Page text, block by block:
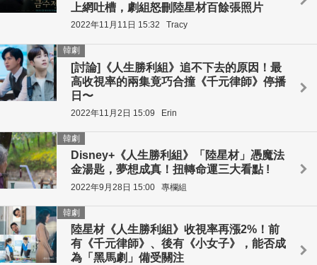
上網吐槽，劇組怒刪陸星材百餘張照片
2022年11月11日 15:32 Tracy
[討論]《人生勝利組》追不下去的原因！最
高收視率的兩集竟巧合撞《千元律師》停播
日〜
韓劇
2022年11月2日 15:09 Erin
Disney+《人生勝利組》「陸星材」憑魔法
金湯匙，夢想成真！扭轉命運三大看點 !
韓劇
2022年9月28日 15:00 專欄組
陸星材《人生勝利組》收視率再漲2%！前
有《千元律師》、後有《小女子》，能否成
為「黑馬劇」備受關注
韓劇